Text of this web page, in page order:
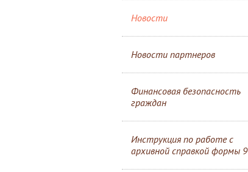
Новости
Новости партнеров
Финансовая безопасность
граждан
Инструкция по работе с
архивной справкой формы 9